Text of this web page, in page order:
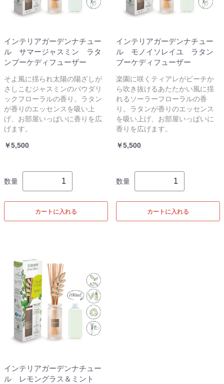
インテリアガーデンナチュー
ル サマージャスミン ラタ
ンブーケディフューザー
そよ風に揺られ太陽の陽ざしが
さしこむジャスミンのパウダリ
ックフローラルの香り。ラタン
が香りのエッセンスを吸い上
げ、お部屋いっぱいに香りを広
げます。
￥5,500
数量
カートに入れる
インテリアガーデンナチュー
ル モノイソレイユ ラタン
ブーケディフューザー
楽園に咲くティアレがビーチか
ら吹き抜けるあたたかい風に揺
れるソーラーフローラルの香
り。ラタンが香りのエッセンス
を吸い上げ、お部屋いっぱいに
香りを広げます。
￥5,500
数量
カートに入れる
インテリアガーデンナチュー
ル レモングラス＆ミント